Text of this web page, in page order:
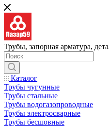
Трубы, запорная арматура,
Каталог
Трубы чугунные
Трубы стальные
Трубы водогазопроводные
Трубы электросварные
Трубы бесшовные